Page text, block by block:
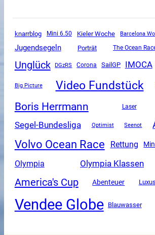
knarrblog Mini 6.50 Kieler Woche Barcelona
Jugendsegeln Porträt The Ocean
Unglück DGzRS Corona SailGP IMOCA
Big Picture Video Fundstück
Boris Herrmann Laser
Segel-Bundesliga Optimist Seenot
Volvo Ocean Race Rettung
Olympia Olympia Klassen
America's Cup Abenteuer
Vendee Globe Blauwasser